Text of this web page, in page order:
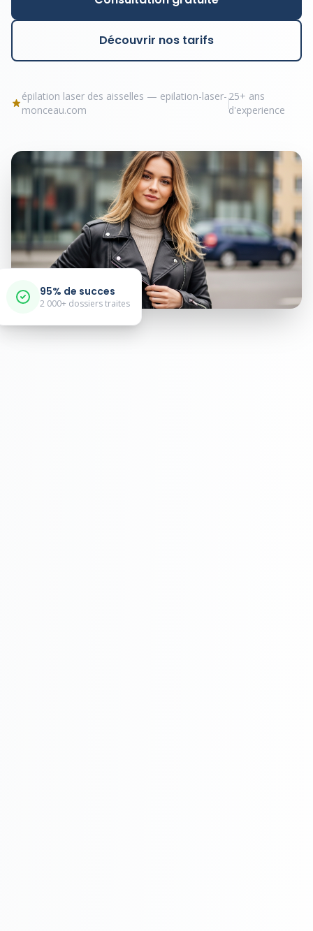
Découvrir nos tarifs
épilation laser des aisselles — epilation-laser-
monceau.com
25+ ans
d'experience
95% de succes
2 000+ dossiers traites